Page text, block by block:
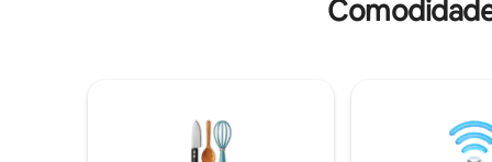
Cole nas proximidades ou visitar as
externa de ferro fundido no deck; lenha
fornecida. Carregador de carro elétrico.
para
privado
paredes
único."